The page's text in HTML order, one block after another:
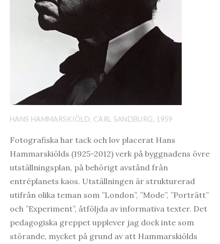
HANS HAMMARSKIÖLD, CARL SANDBURG, 1959
Fotografiska har tack och lov placerat Hans
Hammarskiölds (1925-2012) verk på byggnadens övre
utställningsplan, på behörigt avstånd från
entréplanets kaos. Utställningen är strukturerad
utifrån olika teman som ”London”, ”Mode”, ”Porträtt”
och ”Experiment”, åtföljda av informativa texter. Det
pedagogiska greppet upplever jag dock inte som
störande, mycket på grund av att Hammarskiölds